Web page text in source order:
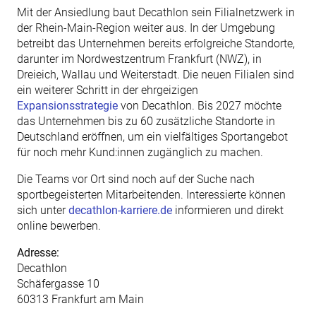
Mit der Ansiedlung baut Decathlon sein Filialnetzwerk in
der Rhein-Main-Region weiter aus. In der Umgebung
betreibt das Unternehmen bereits erfolgreiche Standorte,
darunter im Nordwestzentrum Frankfurt (NWZ), in
Dreieich, Wallau und Weiterstadt. Die neuen Filialen sind
ein weiterer Schritt in der ehrgeizigen
Expansionsstrategie von Decathlon. Bis 2027 möchte
das Unternehmen bis zu 60 zusätzliche Standorte in
Deutschland eröffnen, um ein vielfältiges Sportangebot
für noch mehr Kund:innen zugänglich zu machen.
Die Teams vor Ort sind noch auf der Suche nach
sportbegeisterten Mitarbeitenden. Interessierte können
sich unterdecathlon-karriere.de informieren und direkt
online bewerben.
Adresse:
Decathlon
Schäfergasse 10
60313 Frankfurt am Main